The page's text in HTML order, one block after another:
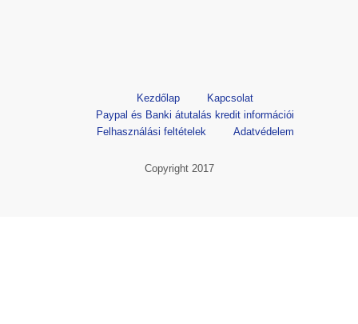
Kezdőlap
Kapcsolat
Paypal és Banki átutalás kredit információi
Felhasználási feltételek
Adatvédelem
Copyright 2017